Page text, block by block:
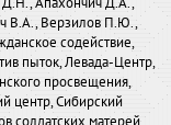
В.А., Верзилов П.Ю.,
содействие,
пыток, Левада-Центр,
просвещения,
центр, Сибирский